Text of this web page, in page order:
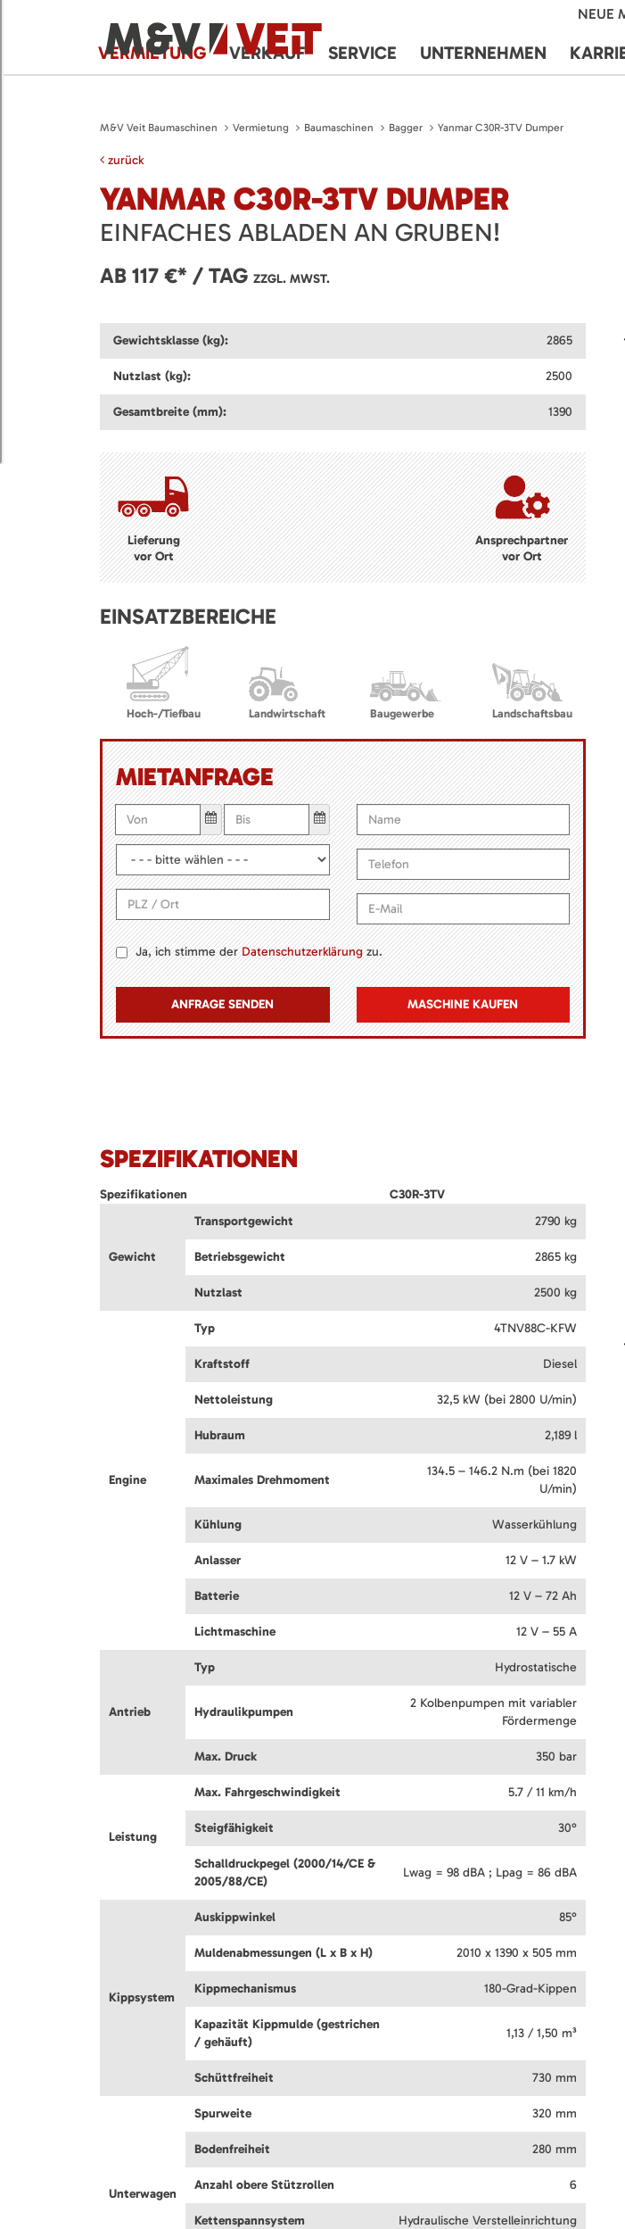
NEUE
VERMIETUNG VERKAUF SERVICE UNTERNEHMEN
M&V Veit Baumaschinen Vermietung Baumaschinen Bagger Yanmar C30R-3TV Dumper
zurück
YANMAR C30R-3TV DUMPER
EINFACHES ABLADEN AN GRUBEN!
AB 117 €* / TAG ZZGL. MWST.
Gewichtsklasse (kg): 2865
Nutzlast (kg): 2500
Gesamtbreite (mm): 1390
Lieferung
vor Ort
Ansprechpartner
vor Ort
EINSATZBEREICHE
Hoch-/Tiefbau Landwirtschaft Baugewerbe Landschaftsbau
MIETANFRAGE
Ja, ich stimme derDatenschutzerklärungzu.
MASCHINE KAUFEN
SPEZIFIKATIONEN
Spezifikationen C30R-3TV
Gewicht
Transportgewicht 2790 kg
Betriebsgewicht 2865 kg
Nutzlast 2500 kg
Engine
Typ 4TNV88C-KFW
Kraftstoff Diesel
Nettoleistung 32,5 kW (bei 2800 U/min)
Hubraum 2,189 l
Maximales Drehmoment
134.5 – 146.2 N.m (bei 1820
U/min)
Kühlung Wasserkühlung
Anlasser 12 V – 1.7 kW
Batterie 12 V – 72 Ah
Lichtmaschine 12 V – 55 A
Antrieb
Typ Hydrostatische
Hydraulikpumpen
2 Kolbenpumpen mit variabler
Fördermenge
Max. Druck 350 bar
Leistung
Max. Fahrgeschwindigkeit 5.7 / 11 km/h
Steigfähigkeit 30°
Schalldruckpegel (2000/14/CE &
2005/88/CE)
Lwag = 98 dBA ; Lpag = 86 dBA
Kippsystem
Auskippwinkel 85°
Muldenabmessungen (L x B x H) 2010 x 1390 x 505 mm
Kippmechanismus 180-Grad-Kippen
Kapazität Kippmulde (gestrichen
/ gehäuft)
1,13 / 1,50 m³
Schüttfreiheit 730 mm
Unterwagen
Spurweite 320 mm
Bodenfreiheit 280 mm
Anzahl obere Stützrollen 6
Kettenspannsystem Hydraulische Verstelleinrichtung